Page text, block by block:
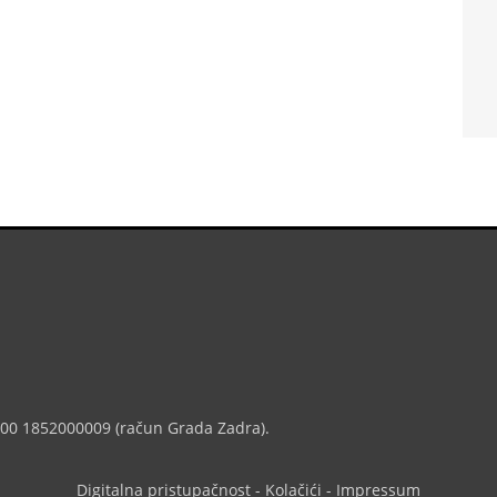
1852000009 (račun Grada Zadra).
Digitalna pristupačnost - Kolačići - Impressum